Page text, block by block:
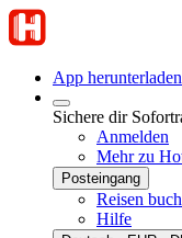
App herunterladen
Sichere dir
Anmelden
Mehr zu
Posteingang
Reisen
Hilfe